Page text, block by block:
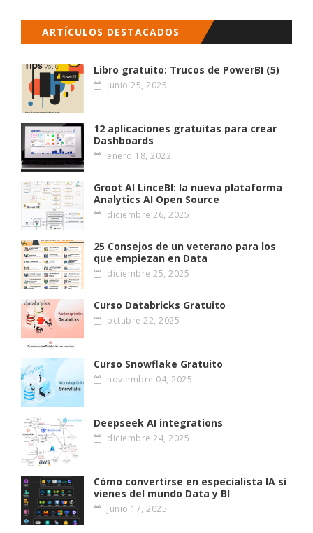
ARTÍCULOS DESTACADOS
Libro gratuito: Trucos de PowerBI (5)
junio 25, 2025
12 aplicaciones gratuitas para crear
Dashboards
enero 18, 2022
Groot AI LinceBI: la nueva plataforma
Analytics AI Open Source
diciembre 26, 2025
25 Consejos de un veterano para los
que empiezan en Data
diciembre 25, 2025
Curso Databricks Gratuito
octubre 22, 2025
Curso Snowflake Gratuito
noviembre 04, 2025
Deepseek AI integrations
diciembre 24, 2025
Cómo convertirse en especialista IA si
vienes del mundo Data y BI
junio 17, 2025